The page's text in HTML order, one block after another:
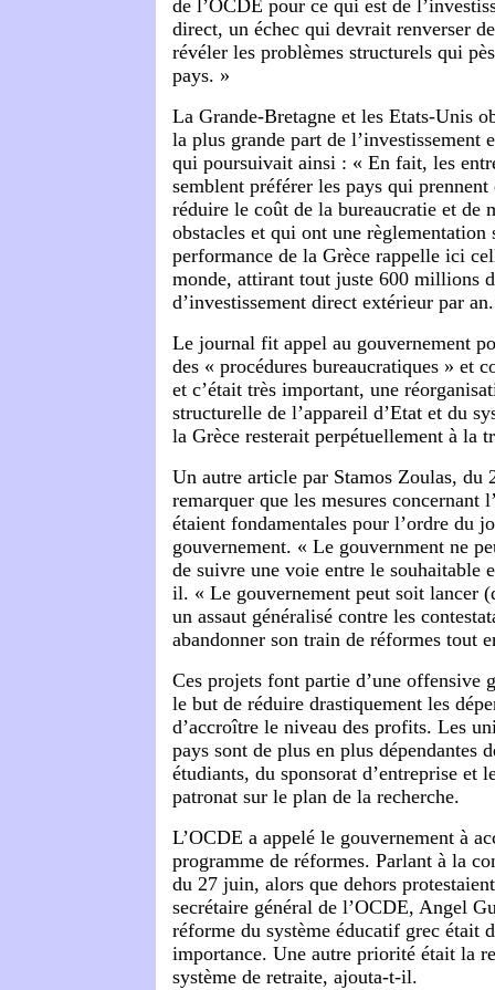
de l’OCDE pour ce qui est de
direct, un échec qui devrait renverser
révéler les problèmes structurels qui
pays. »
La Grande-Bretagne et les Etats-Unis
la plus grande part de l’investissement
qui poursuivait ainsi : « En fait, les
semblent préférer les pays qui prennent
réduire le coût de la bureaucratie et de
obstacles et qui ont une
performance de la Grèce rappelle ici
monde, attirant tout juste 600 millions
d’investissement direct extérieur par
Le journal fit appel au gouvernement
des « procédures bureaucratiques » et
et c’était très important, une
structurelle de l’appareil d’Etat et du
la Grèce resterait perpétuellement à la
Un autre article par Stamos Zoulas, du
remarquer que les mesures concernant
étaient fondamentales pour l’ordre du
gouvernement. « Le gouvernment ne
de suivre une voie entre le souhaitable
il. « Le gouvernement peut soit lancer
un assaut généralisé contre les
abandonner son train de réformes tout
Ces projets font partie d’une offensive
le but de réduire drastiquement les
d’accroître le niveau des profits. Les
pays sont de plus en plus dépendantes
étudiants, du sponsorat d’entreprise et
patronat sur le plan de la recherche.
L’OCDE a appelé le gouvernement à
programme de réformes. Parlant à la
du 27 juin, alors que dehors
secrétaire général de l’OCDE, Angel
réforme du système éducatif grec était
importance. Une autre priorité était la
système de retraite, ajouta-t-il.